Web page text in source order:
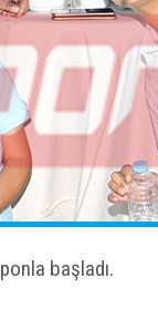
başladı.